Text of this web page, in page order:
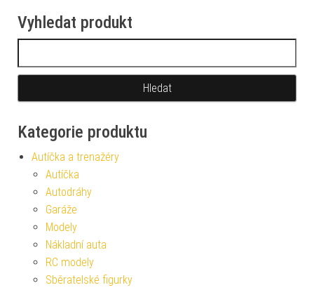
Vyhledat produkt
Kategorie produktu
Autíčka a trenažéry
Autíčka
Autodráhy
Garáže
Modely
Nákladní auta
RC modely
Sběratelské figurky